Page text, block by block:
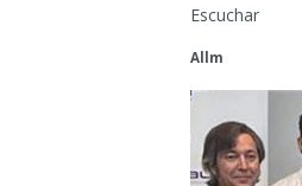
Escuchar
Allm